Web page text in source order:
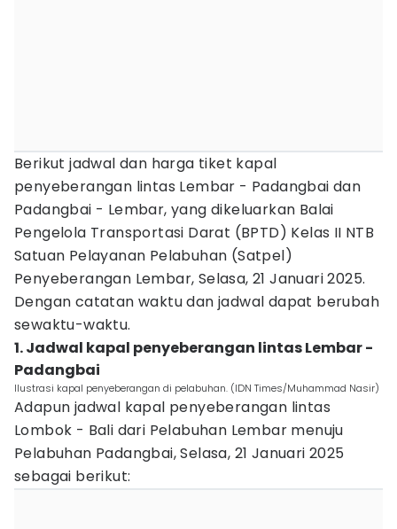
Berikut jadwal dan harga tiket kapal
penyeberangan lintas Lembar - Padangbai dan
Padangbai - Lembar, yang dikeluarkan Balai
Pengelola Transportasi Darat (BPTD) Kelas II NTB
Satuan Pelayanan Pelabuhan (Satpel)
Penyeberangan Lembar, Selasa, 21 Januari 2025.
Dengan catatan waktu dan jadwal dapat berubah
sewaktu-waktu.
1. Jadwal kapal penyeberangan lintas Lembar -
Padangbai
Ilustrasi kapal penyeberangan di pelabuhan. (IDN Times/Muhammad Nasir)
Adapun jadwal kapal penyeberangan lintas
Lombok - Bali dari Pelabuhan Lembar menuju
Pelabuhan Padangbai, Selasa, 21 Januari 2025
sebagai berikut: